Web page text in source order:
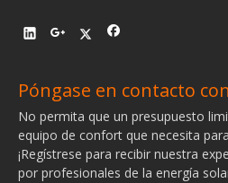
Póngase en contacto
No permita que un presupuesto
equipo de confort que necesita
¡Regístrese para recibir nuestra
por profesionales de la energía